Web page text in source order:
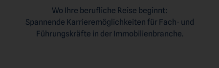
Wo Ihre berufliche Reise beginnt:
Spannende Karrieremöglichkeiten für Fach- und
Führungskräfte in der Immobilienbranche.